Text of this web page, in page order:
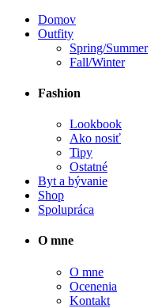
Domov
Outfity
Spring/Summer
Fall/Winter
Fashion
Lookbook
Ako nosiť
Tipy
Ostatné
Byt a bývanie
Shop
Spolupráca
O mne
O mne
Ocenenia
Kontakt